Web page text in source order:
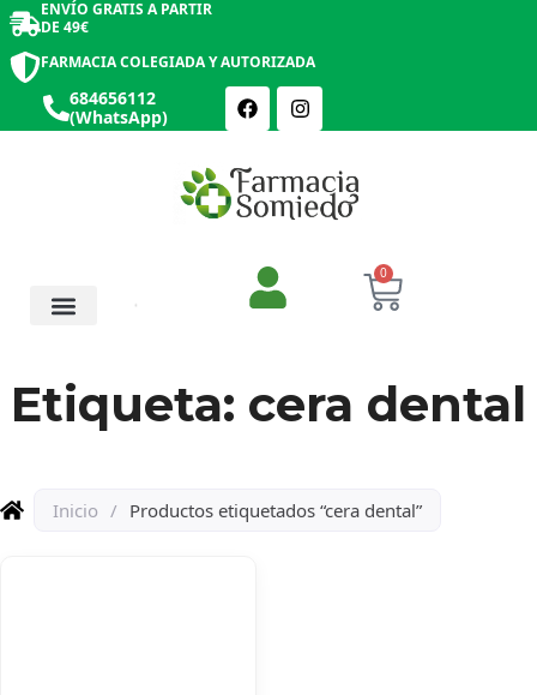
ENVÍO GRATIS A PARTIR
DE 49€
FARMACIA COLEGIADA Y AUTORIZADA
684656112
(WhatsApp)
0
Etiqueta: cera dental
Inicio / Productos etiquetados “cera dental”